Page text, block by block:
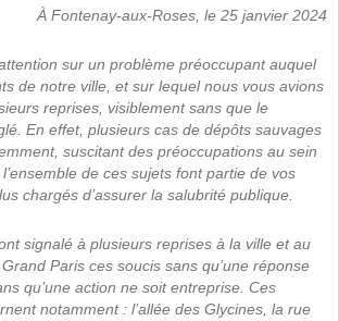
À Fontenay-aux-Roses, le 25 janvier 2024
sur un problème préoccupant auquel
de notre ville, et sur lequel nous vous avions
reprises, visiblement sans que le
En effet, plusieurs cas de dépôts sauvages
suscitant des préoccupations au sein
de ces sujets font partie de vos
chargés d’assurer la salubrité publique.
signalé à plusieurs reprises à la ville et au
Paris ces soucis sans qu’une réponse
qu’une action ne soit entreprise. Ces
notamment : l’allée des Glycines, la rue